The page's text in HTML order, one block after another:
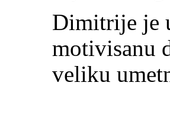
Dimitrije je
motivisanu
veliku